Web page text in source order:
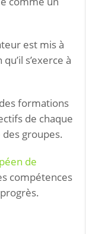
est mis à
s’exerce à
formations
de chaque
groupes.
de
compétences